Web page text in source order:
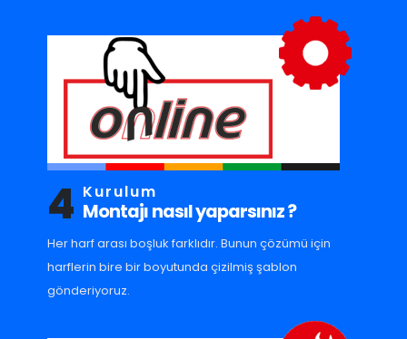
4 Kurulum
Montajı nasıl yaparsınız ?
Her harf arası boşluk farklıdır. Bunun çözümü için
harflerin bire bir boyutunda çizilmiş şablon
gönderiyoruz.